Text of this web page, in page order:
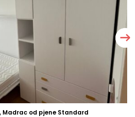
Madrac od pjene Standard